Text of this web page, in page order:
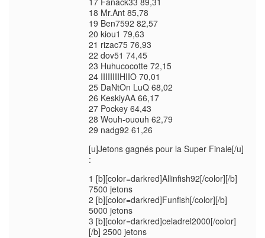
18 Mr.Ant 85,78
19 Ben7592 82,57
20 kiou1 79,63
21 rizac75 76,93
22 dov51 74,45
23 Huhucocotte 72,15
24 IIIIIIIIHIIO 70,01
25 DaNtOn LuQ 68,02
26 KeskiyAA 66,17
27 Pockey 64,43
28 Wouh-ououh 62,79
29 nadg92 61,26
[u]Jetons gagnés pour la Super Finale[/u]
:
1 [b][color=darkred]Allinfish92[/color][/b]
7500 jetons
2 [b][color=darkred]Funfish[/color][/b]
5000 jetons
3 [b][color=darkred]celadrel2000[/color]
[/b] 2500 jetons